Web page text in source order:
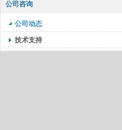
公司咨询
公司动态
技术支持